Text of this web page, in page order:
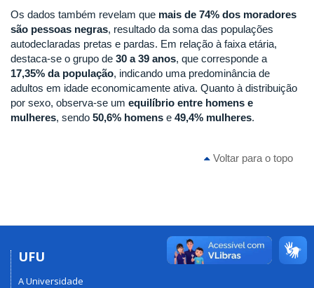
Os dados também revelam que mais de 74% dos moradores
são pessoas negras, resultado da soma das populações
autodeclaradas pretas e pardas. Em relação à faixa etária,
destaca-se o grupo de 30 a 39 anos, que corresponde a
17,35% da população, indicando uma predominância de
adultos em idade economicamente ativa. Quanto à distribuição
por sexo, observa-se um equilíbrio entre homens e
mulheres, sendo 50,6% homens e 49,4% mulheres.
Voltar para o topo
UFU
A Universidade